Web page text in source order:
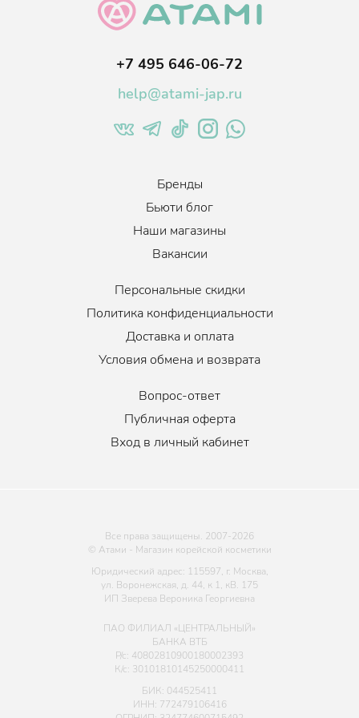
+7 495 646-06-72
help@atami-jap.ru
Бренды
Бьюти блог
Наши магазины
Вакансии
Персональные скидки
Политика конфиденциальности
Доставка и оплата
Условия обмена и возврата
Вопрос-ответ
Публичная оферта
Вход в личный кабинет
Все права защищены. 2007-2026
© Атами - Магазин корейской косметики
Юридический адрес: 115597, г. Москва,
ул. Воронежская, д. 44, к 1, кВ. 175
ИП Зверева Вероника Георгиевна
ПАО ФИЛИАЛ «ЦЕНТРАЛЬНЫЙ»
БАНКА ВТБ
Р/с: 40802810900180002393
К/с: 30101810145250000411
БИК: 044525411
ИНН: 772479106416